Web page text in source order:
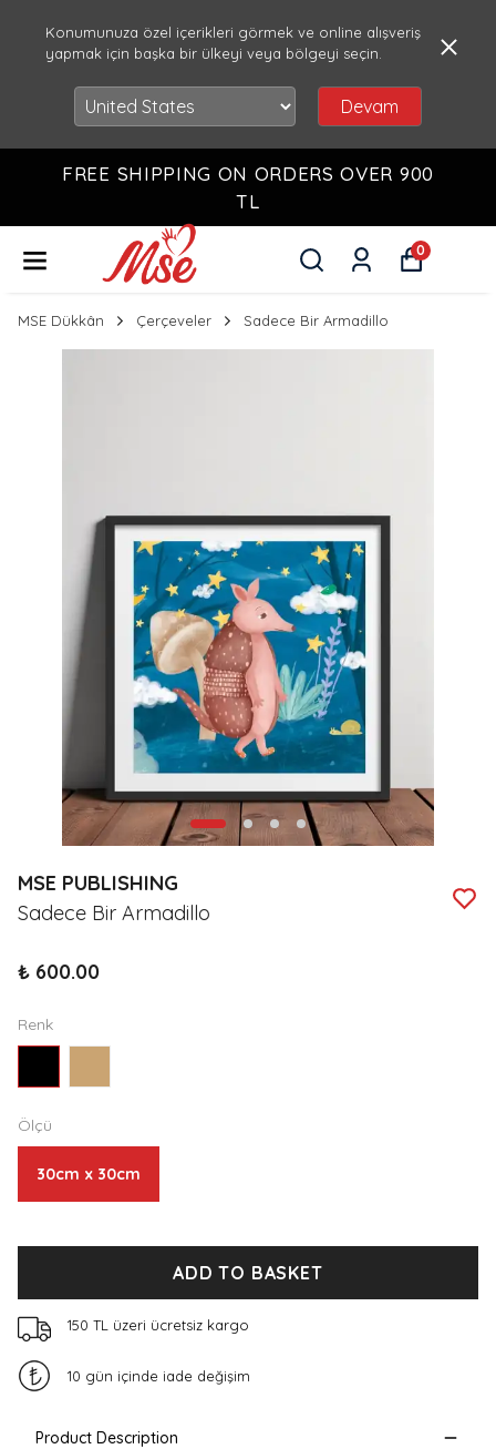
Konumunuza özel içerikleri görmek ve online alışveriş
yapmak için başka bir ülkeyi veya bölgeyi seçin.
Devam
FREE SHIPPING ON ORDERS OVER 900
TL
0
MSE Dükkân Çerçeveler Sadece Bir Armadillo
MSE PUBLISHING
Sadece Bir Armadillo
₺ 600.00
Renk
Ölçü
30cm x 30cm
ADD TO BASKET
150 TL üzeri ücretsiz kargo
10 gün içinde iade değişim
Product Description